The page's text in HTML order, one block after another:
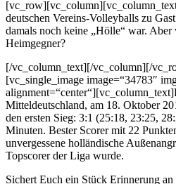
deutschen Vereins-Volleyballs zu
damals noch keine „Hölle“ war.
Heimgegner?
[/vc_column_text][/vc_column][/
[vc_single_image image=“34783″
Mitteldeutschland, am 18. Oktober
den ersten Sieg: 3:1 (25:18, 23:25,
Minuten. Bester Scorer mit 22
unvergessene holländische
Topscorer der Liga wurde.
Sichert Euch ein Stück Erinnerung